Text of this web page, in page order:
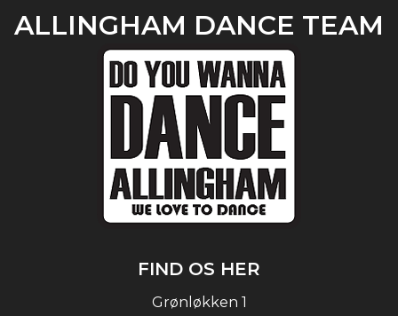
ALLINGHAM DANCE TEAM
FIND OS HER
Grønløkken 1